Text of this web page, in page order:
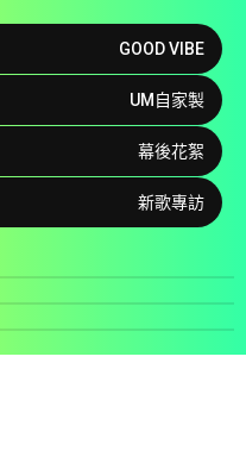
GOOD VIBE
UM自家製
幕後花絮
新歌專訪